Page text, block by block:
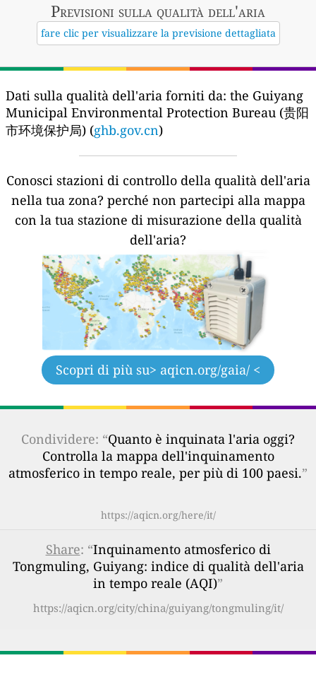
Previsioni sulla qualità dell'aria
fare clic per visualizzare la previsione dettagliata
Dati sulla qualità dell'aria forniti da: the Guiyang
Municipal Environmental Protection Bureau (贵阳
市环境保护局) (ghb.gov.cn)
Conosci stazioni di controllo della qualità dell'aria
nella tua zona? perché non partecipi alla mappa
con la tua stazione di misurazione della qualità
dell'aria?
Scopri di più su> aqicn.org/gaia/ <
Condividere: “Quanto è inquinata l'aria oggi?
Controlla la mappa dell'inquinamento
atmosferico in tempo reale, per più di 100 paesi.”
https://aqicn.org/here/it/
Share: “Inquinamento atmosferico di
Tongmuling, Guiyang: indice di qualità dell'aria
in tempo reale (AQI)”
https://aqicn.org/city/china/guiyang/tongmuling/it/